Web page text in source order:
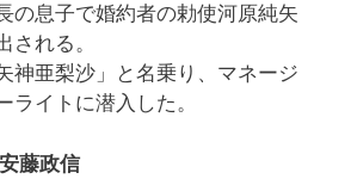
の息子で婚約者の勅使河原純矢
される。
神亜梨沙」と名乗り、マネージ
ライトに潜入した。
藤政信